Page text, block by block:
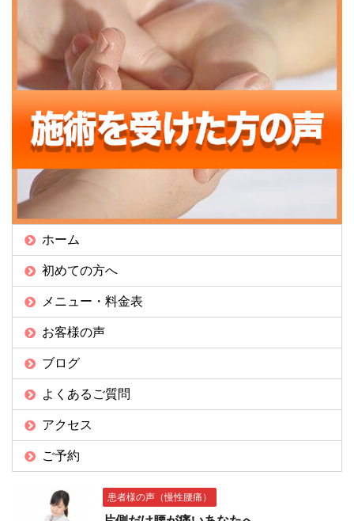
ホーム
初めての方へ
メニュー・料金表
お客様の声
ブログ
よくあるご質問
アクセス
ご予約
患者様の声（慢性腰痛）